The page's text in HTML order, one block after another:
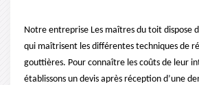
Notre entreprise Les maîtres du toit dispose
qui maîtrisent les différentes techniques de
gouttières. Pour connaître les coûts de leur
établissons un devis après réception d’une